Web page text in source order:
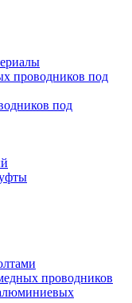
проводников под
под
проводников